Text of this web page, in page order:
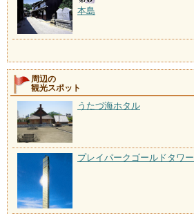
本島
周辺の
観光スポット
うたづ海ホタル
プレイパークゴールドタワー